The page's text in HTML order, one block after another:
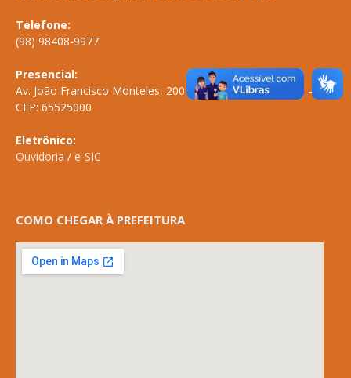
Telefone:
(98) 98408-9977
Presencial:
Av. João Francisco Monteles, 2001 \ Centro \ ANAPURUS – MA
CEP: 65525000
Eletrônico:
Ouvidoria / e-SIC
COMO CHEGAR À PREFEITURA